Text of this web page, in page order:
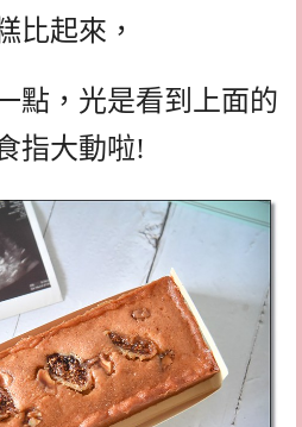
比起來，
點，光是看到上面的
指大動啦!